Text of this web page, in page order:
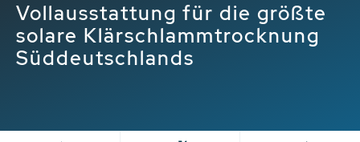
Vollausstattung für die größte
solare Klärschlammtrocknung
Süddeutschlands